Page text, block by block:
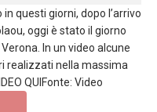
questi giorni, dopo l’arrivo
oggi è stato il giorno
In un video alcune
realizzati nella massima
QUIFonte: Video